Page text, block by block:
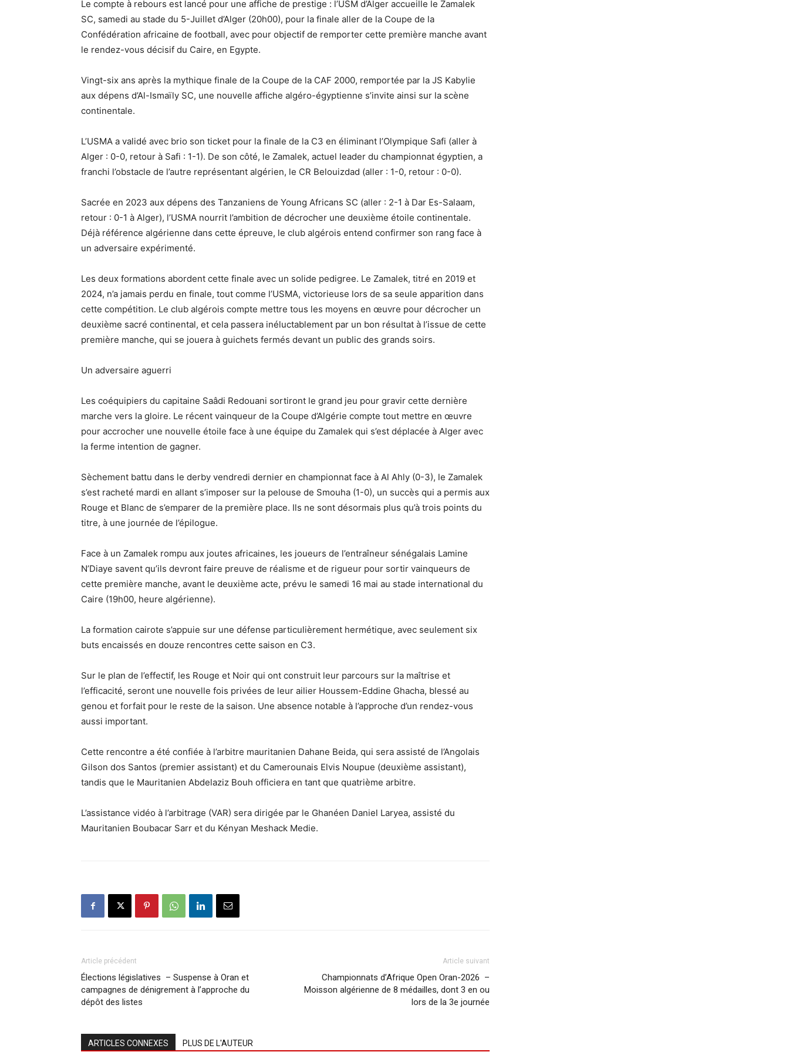
Le compte à rebours est lancé pour une affiche de prestige : l’USM d’Alger accueille le Zamalek
SC, samedi au stade du 5-Juillet d’Alger (20h00), pour la finale aller de la Coupe de la
Confédération africaine de football, avec pour objectif de remporter cette première manche avant
le rendez-vous décisif du Caire, en Egypte.
Vingt-six ans après la mythique finale de la Coupe de la CAF 2000, remportée par la JS Kabylie
aux dépens d’Al-Ismaïly SC, une nouvelle affiche algéro-égyptienne s’invite ainsi sur la scène
continentale.
L’USMA a validé avec brio son ticket pour la finale de la C3 en éliminant l’Olympique Safi (aller à
Alger : 0-0, retour à Safi : 1-1). De son côté, le Zamalek, actuel leader du championnat égyptien, a
franchi l’obstacle de l’autre représentant algérien, le CR Belouizdad (aller : 1-0, retour : 0-0).
Sacrée en 2023 aux dépens des Tanzaniens de Young Africans SC (aller : 2-1 à Dar Es-Salaam,
retour : 0-1 à Alger), l’USMA nourrit l’ambition de décrocher une deuxième étoile continentale.
Déjà référence algérienne dans cette épreuve, le club algérois entend confirmer son rang face à
un adversaire expérimenté.
Les deux formations abordent cette finale avec un solide pedigree. Le Zamalek, titré en 2019 et
2024, n’a jamais perdu en finale, tout comme l’USMA, victorieuse lors de sa seule apparition dans
cette compétition. Le club algérois compte mettre tous les moyens en œuvre pour décrocher un
deuxième sacré continental, et cela passera inéluctablement par un bon résultat à l’issue de cette
première manche, qui se jouera à guichets fermés devant un public des grands soirs.
Un adversaire aguerri
Les coéquipiers du capitaine Saâdi Redouani sortiront le grand jeu pour gravir cette dernière
marche vers la gloire. Le récent vainqueur de la Coupe d’Algérie compte tout mettre en œuvre
pour accrocher une nouvelle étoile face à une équipe du Zamalek qui s’est déplacée à Alger avec
la ferme intention de gagner.
Sèchement battu dans le derby vendredi dernier en championnat face à Al Ahly (0-3), le Zamalek
s’est racheté mardi en allant s’imposer sur la pelouse de Smouha (1-0), un succès qui a permis aux
Rouge et Blanc de s’emparer de la première place. Ils ne sont désormais plus qu’à trois points du
titre, à une journée de l’épilogue.
Face à un Zamalek rompu aux joutes africaines, les joueurs de l’entraîneur sénégalais Lamine
N’Diaye savent qu’ils devront faire preuve de réalisme et de rigueur pour sortir vainqueurs de
cette première manche, avant le deuxième acte, prévu le samedi 16 mai au stade international du
Caire (19h00, heure algérienne).
La formation cairote s’appuie sur une défense particulièrement hermétique, avec seulement six
buts encaissés en douze rencontres cette saison en C3.
Sur le plan de l’effectif, les Rouge et Noir qui ont construit leur parcours sur la maîtrise et
l’efficacité, seront une nouvelle fois privées de leur ailier Houssem-Eddine Ghacha, blessé au
genou et forfait pour le reste de la saison. Une absence notable à l’approche d’un rendez-vous
aussi important.
Cette rencontre a été confiée à l’arbitre mauritanien Dahane Beida, qui sera assisté de l’Angolais
Gilson dos Santos (premier assistant) et du Camerounais Elvis Noupue (deuxième assistant),
tandis que le Mauritanien Abdelaziz Bouh officiera en tant que quatrième arbitre.
L’assistance vidéo à l’arbitrage (VAR) sera dirigée par le Ghanéen Daniel Laryea, assisté du
Mauritanien Boubacar Sarr et du Kényan Meshack Medie.
Article précédent
Élections législatives – Suspense à Oran et
campagnes de dénigrement à l’approche du
dépôt des listes
Article suivant
Championnats d’Afrique Open Oran-2026 –
Moisson algérienne de 8 médailles, dont 3 en ou
lors de la 3e journée
ARTICLES CONNEXES PLUS DE L'AUTEUR